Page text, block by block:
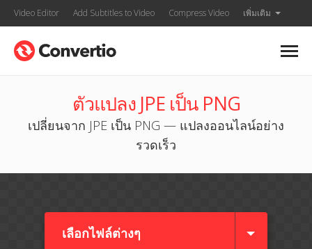
Video Editor Add Subtitles to Video Compress Video เพิ่มเติม
ตัวแปลง JPE เป็น PNG
เปลี่ยนจาก JPE เป็น PNG — แปลงออนไลน์อย่าง
รวดเร็ว
เลือกไฟล์ต่างๆ​